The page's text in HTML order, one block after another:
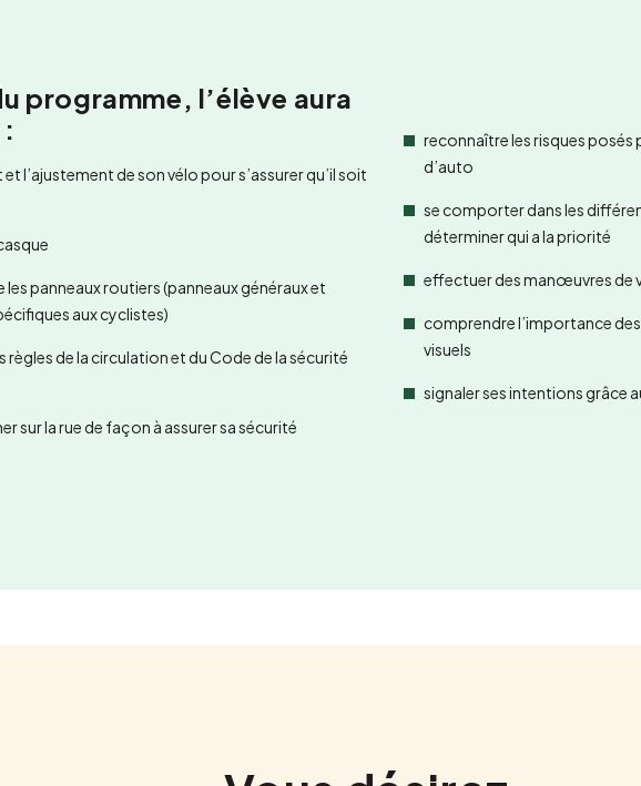
programme, l’élève aura
et l’ajustement de son vélo pour s’assurer qu’il soit
panneaux routiers (panneaux généraux et
aux cyclistes)
règles de la circulation et du Code de la sécurité
sur la rue de façon à assurer sa sécurité
reconnaître les risques posés
d’auto
se comporter dans les
déterminer qui a la priorité
effectuer des manœuvres de
comprendre l’importance
visuels
signaler ses intentions grâce